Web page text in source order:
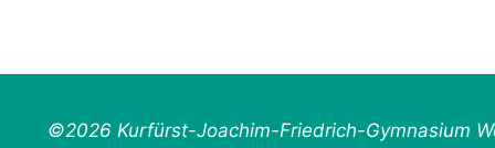
©2026 Kurfürst-Joachim-Friedrich-Gymnasium